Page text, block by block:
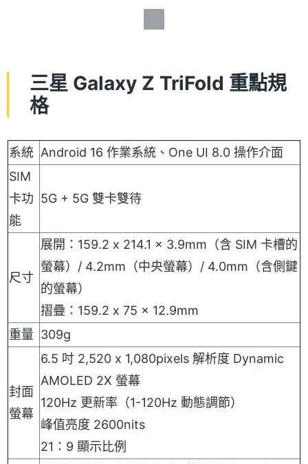
三星 Galaxy Z TriFold 重點規
格
系統 Android 16 作業系統、One UI 8.0 操作介面
SIM
卡功
能
5G + 5G 雙卡雙待
尺寸
展開：159.2 x 214.1 x 3.9mm（含 SIM 卡槽的
螢幕）/ 4.2mm（中央螢幕）/ 4.0mm（含側鍵
的螢幕）
摺疊：159.2 x 75 x 12.9mm
重量 309g
封面
螢幕
6.5 吋 2,520 x 1,080pixels 解析度 Dynamic
AMOLED 2X 螢幕
120Hz 更新率（1-120Hz 動態調節）
峰值亮度 2600nits
21：9 顯示比例